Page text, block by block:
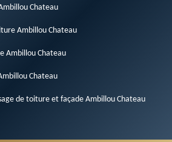
Chateau
Ambillou Chateau
Ambillou Chateau
Chateau
de toiture et façade Ambillou Chateau